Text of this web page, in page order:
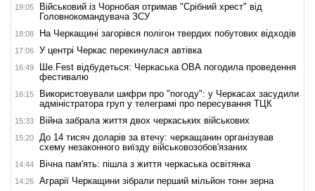
19:05
Військовий із Чорнобая отримав "Срібний хрест" від
Головнокомандувача ЗСУ
18:08 На Черкащині загорівся полігон твердих побутових відходів
17:06 У центрі Черкас перекинулася автівка
16:49
Ше.Fest відбудеться: Черкаська ОВА погодила проведення
фестивалю
16:15
Використовували шифри про "погоду": у Черкасах засудили
адміністратора груп у телеграмі про пересування ТЦК
15:33 Війна забрала життя двох черкаських військових
15:20
До 14 тисяч доларів за втечу: черкащанин організував
схему незаконного виїзду військовозобов'язаних
14:44 Вічна пам'ять: пішла з життя черкаська освітянка
14:26 Аграрії Черкащини зібрали перший мільйон тонн зерна